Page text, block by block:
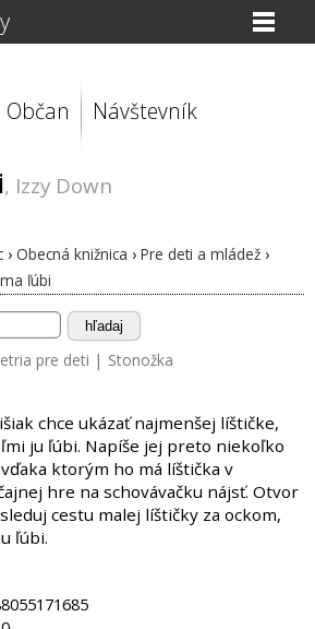
Občan Návštevník
, Izzy Down
› Obecná knižnica › Pre deti a mládež ›
ľúbi
hľadaj
pre deti | Stonožka
chce ukázať najmenšej líštičke,
ju ľúbi. Napíše jej preto niekoľko
ktorým ho má líštička v
hre na schovávačku nájsť. Otvor
cestu malej líštičky za ockom,
ľúbi.